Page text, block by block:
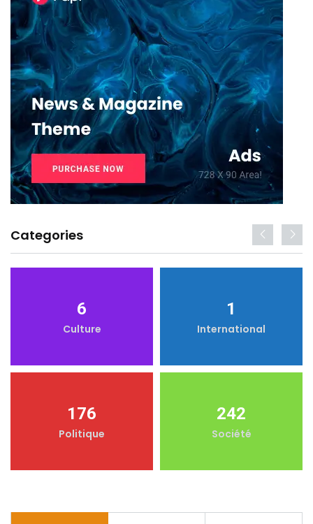
Categories
6
Culture
1
International
176
Politique
242
Société